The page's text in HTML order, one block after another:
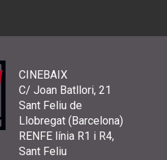
CINEBAIX
C/ Joan Batllori, 21
Sant Feliu de
Llobregat (Barcelona)
RENFE línia R1 i R4,
Sant Feliu